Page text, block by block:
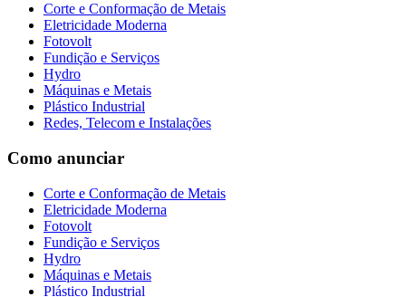
Corte e Conformação de Metais
Eletricidade Moderna
Fotovolt
Fundição e Serviços
Hydro
Máquinas e Metais
Plástico Industrial
Redes, Telecom e Instalações
Como anunciar
Corte e Conformação de Metais
Eletricidade Moderna
Fotovolt
Fundição e Serviços
Hydro
Máquinas e Metais
Plástico Industrial